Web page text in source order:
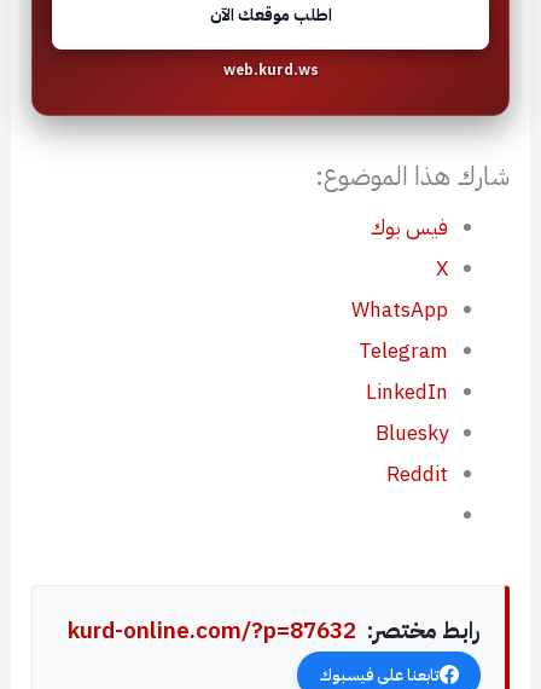
اطلب موقعك الآن
web.kurd.ws
شارك هذا الموضوع:
فيس بوك
X
WhatsApp
Telegram
LinkedIn
Bluesky
Reddit
رابط مختصر: kurd-online.com/?p=87632
تابعنا على فيسبوك